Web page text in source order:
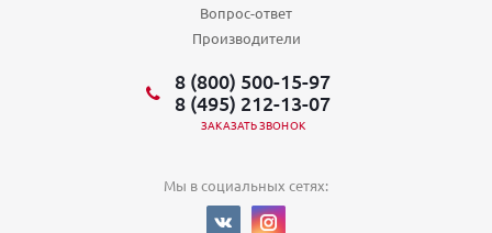
Вопрос-ответ
Производители
8 (800) 500-15-97
8 (495) 212-13-07
ЗАКАЗАТЬ ЗВОНОК
Мы в социальных сетях: